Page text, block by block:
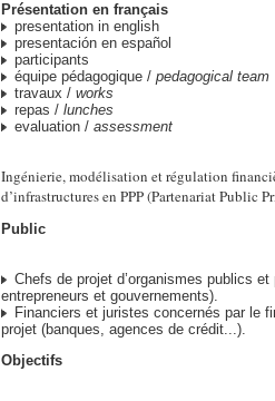
Présentation en français
presentation in english
presentación en español
participants
équipe pédagogique / pedagogical team
travaux / works
repas / lunches
evaluation / assessment
Ingénierie, modélisation et régulation
d’infrastructures en PPP (Partenariat Public
Public
Chefs de projet d’organismes publics
entrepreneurs et gouvernements).
Financiers et juristes concernés par le
projet (banques, agences de crédit...).
Objectifs